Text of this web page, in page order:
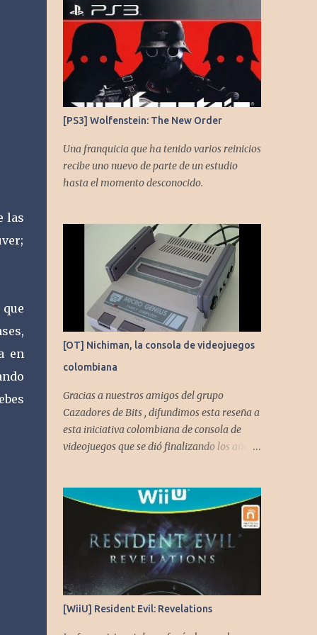
las
en
https://twitter.com/CronicasGoomba
Instagram -
https://www.instagram.com/cronicasgoomb
a/ Facebook -
https://www.facebook.com/CronicasGoomb
[PS3] Wolfenstein: The New Order
Una franquicia que ha tenido varios reinicios
recibe uno nuevo de parte de un estudio
hasta el momento desconocido.
[OT] Nichiman, la consola de videojuegos
colombiana
Gracias a nuestros amigos del grupo
Cazadores de Bits , difundimos esta reseña a
esta iniciativa colombiana de consola de
videojuegos que se dió finalizando los años
[WiiU] Resident Evil: Revelations